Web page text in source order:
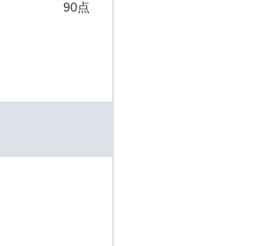
90点